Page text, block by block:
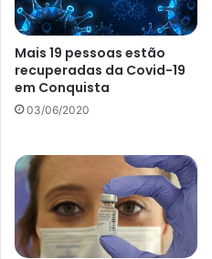
Mais 19 pessoas estão
recuperadas da Covid-19
em Conquista
03/06/2020